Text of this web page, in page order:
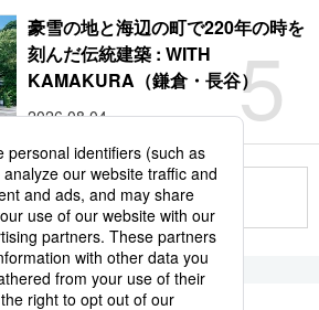
5
豪雪の地と海辺の町で220年の時を
刻んだ伝統建築 : WITH
KAMAKURA（鎌倉・長谷）
2026.08.04
もっと見る